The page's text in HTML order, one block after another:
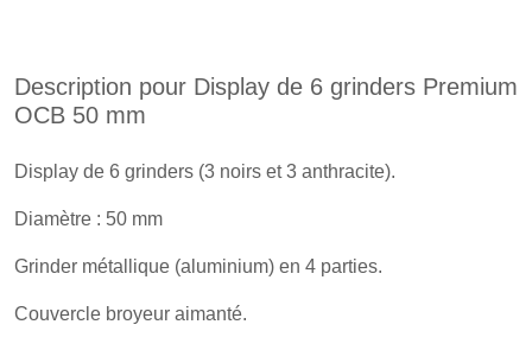
Description pour Display de 6 grinders Premium
OCB 50 mm
Display de 6 grinders (3 noirs et 3 anthracite).
Diamètre : 50 mm
Grinder métallique (aluminium) en 4 parties.
Couvercle broyeur aimanté.